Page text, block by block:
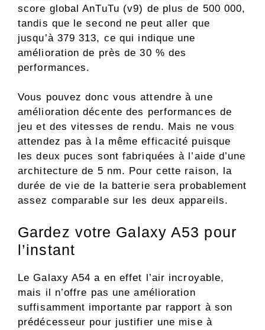
score global AnTuTu (v9) de plus de 500 000,
tandis que le second ne peut aller que
jusqu’à 379 313, ce qui indique une
amélioration de près de 30 % des
performances.
Vous pouvez donc vous attendre à une
amélioration décente des performances de
jeu et des vitesses de rendu. Mais ne vous
attendez pas à la même efficacité puisque
les deux puces sont fabriquées à l’aide d’une
architecture de 5 nm. Pour cette raison, la
durée de vie de la batterie sera probablement
assez comparable sur les deux appareils.
Gardez votre Galaxy A53 pour
l’instant
Le Galaxy A54 a en effet l’air incroyable,
mais il n’offre pas une amélioration
suffisamment importante par rapport à son
prédécesseur pour justifier une mise à